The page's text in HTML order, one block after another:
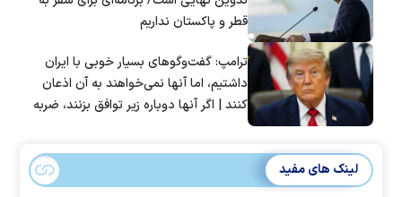
قطر و پاکستان نداریم
ترامپ: گفت‌و‌گو‌های بسیار خوبی با ایران
داشتیم، اما آنها نمی‌خواهند به آن اذعان
کنند | اگر آنها دوباره زیر توافق بزنند، ضربه
لینک های مفید